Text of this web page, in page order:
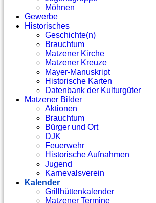
Möhnen
Gewerbe
Historisches
Geschichte(n)
Brauchtum
Matzener Kirche
Matzener Kreuze
Mayer-Manuskript
Historische Karten
Datenbank der Kulturgüter
Matzener Bilder
Aktionen
Brauchtum
Bürger und Ort
DJK
Feuerwehr
Historische Aufnahmen
Jugend
Karnevalsverein
Kalender
Grillhüttenkalender
Matzener Termine